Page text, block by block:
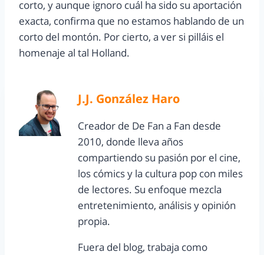
corto, y aunque ignoro cuál ha sido su aportación
exacta, confirma que no estamos hablando de un
corto del montón. Por cierto, a ver si pilláis el
homenaje al tal Holland.
J.J. González Haro
Creador de De Fan a Fan desde
2010, donde lleva años
compartiendo su pasión por el cine,
los cómics y la cultura pop con miles
de lectores. Su enfoque mezcla
entretenimiento, análisis y opinión
propia.
Fuera del blog, trabaja como